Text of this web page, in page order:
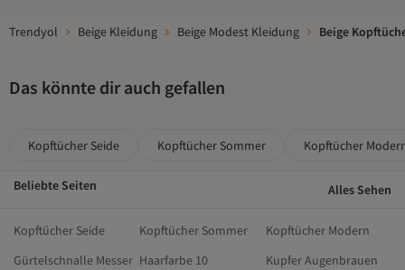
Trendyol Beige Kleidung Beige Modest Kleidung Beige
Das könnte dir auch gefallen
Kopftücher Seide Kopftücher Sommer Kopftücher
Beliebte Seiten Alles Sehen
Kopftücher Seide Kopftücher Sommer
Kopftücher Modern
Gürtelschnalle Messer Haarfarbe 10
Kupfer Augenbrauen